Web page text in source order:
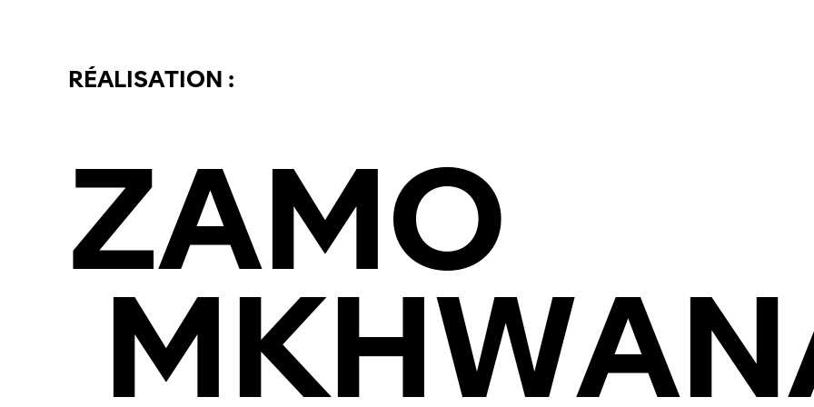
RÉALISATION :
ZAMO